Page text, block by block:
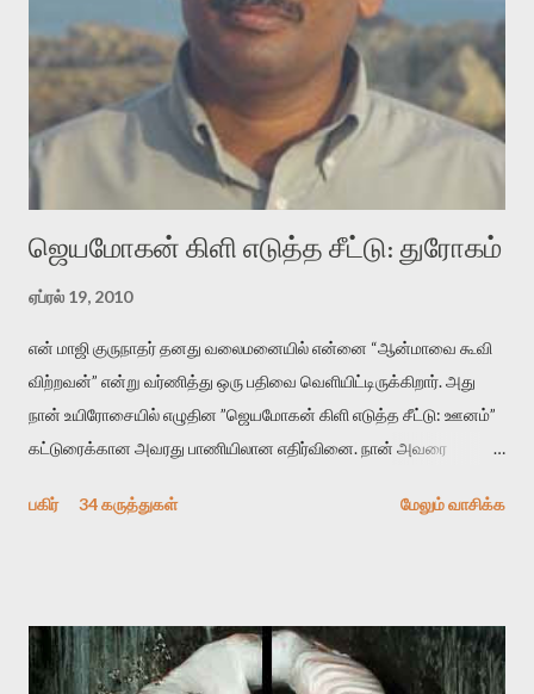
மென்வெளிச்சத்தில் நுண்பேசியின் படக்கருவியை இயக்கி சாத்தி
வைத்து விட்டு இயக்கத்தை அறிவோம். அறிதல் அபச்சாரமில்லை.
பயணப் படிமம் என்பது காக்னிடிவ் பொயடிக்ஸ் எனும் சமகால
விமர்சனத்தின் ஒரு முக்கிய கருவி. இக்கருவியை மனுஷ்யபுத்திரனின்
“காலை வணக்கங்கள்” எனும் ஒரு கவிதையில் சொருகப் போகிறோம்.
முதலில் கருவியை பழகுவோம். அன்றாட மொழியில் ஒன்று ம...
ஜெயமோகன் கிளி எடுத்த சீட்டு: துரோகம்
ஏப்ரல் 19, 2010
என் மாஜி குருநாதர் தனது வலைமனையில் என்னை “ஆன்மாவை கூவி
விற்றவன்” என்று வர்ணித்து ஒரு பதிவை வெளியிட்டிருக்கிறார். அது
நான் உயிரோசையில் எழுதின ”ஜெயமோகன் கிளி எடுத்த சீட்டு: ஊனம்”
கட்டுரைக்கான அவரது பாணியிலான எதிர்வினை. நான் அவரை
பதிவை படித்த நண்பர்கள் பலரும் அவருக்காக இரக்கப்பட்டார்கள்.
தனது இணையதளத்திலே தொடர்ந்து பதிவு செய்கிறார். உயிர்மை
இன்னும் சில வருடங்களுக்கு தனக்கு எதிராக எழுத்தாளர்களை ஏவி
பகிர் 34 கருத்துகள் மேலும் வாசிக்க